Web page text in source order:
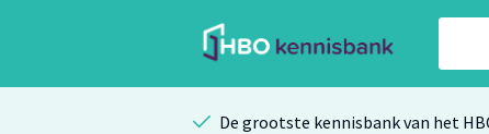
De grootste kennisbank van het